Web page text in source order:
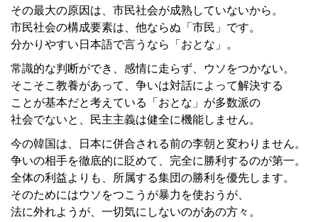
その最大の原因は、市民社会が成熟していないから。
市民社会の構成要素は、他ならぬ「市民」です。
分かりやすい日本語で言うなら「おとな」。
常識的な判断ができ、感情に走らず、ウソをつかない。
そこそこ教養があって、争いは対話によって解決する
ことが基本だと考えている「おとな」が多数派の
社会でないと、民主主義は健全に機能しません。
今の韓国は、日本に併合される前の李朝と変わりません。
争いの相手を徹底的に貶めて、完全に勝利するのが第一。
全体の利益よりも、所属する集団の勝利を優先します。
そのためにはウソをつこうが暴力を使おうが、
法に外れようが、一切気にしないのがあの方々。